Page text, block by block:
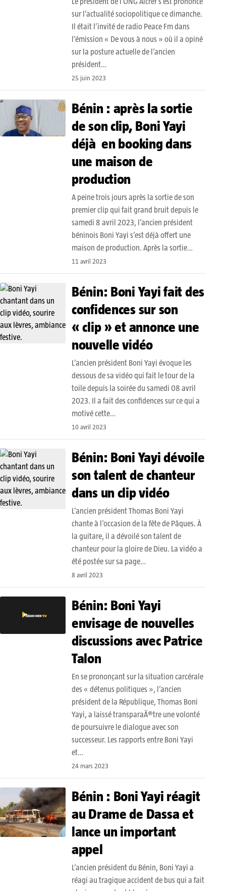
sur l’actualité sociopolitique ce dimanche.
Il était l’invité de radio Peace Fm dans
l’émission « De vous à nous » où il a opiné
sur la posture actuelle de l’ancien
président…
25 juin 2023
Bénin : après la sortie
de son clip, Boni Yayi
déjà en booking dans
une maison de
production
A peine trois jours après la sortie de son
premier clip qui fait grand bruit depuis le
samedi 8 avril 2023, l’ancien président
béninois Boni Yayi s’est déjà offert une
maison de production. Après la sortie…
11 avril 2023
Bénin: Boni Yayi fait des
confidences sur son
« clip » et annonce une
nouvelle vidéo
L’ancien président Boni Yayi évoque les
dessous de sa vidéo qui fait le tour de la
toile depuis la soirée du samedi 08 avril
2023. Il a fait des confidences sur ce qui a
motivé cette…
10 avril 2023
Bénin: Boni Yayi dévoile
son talent de chanteur
dans un clip vidéo
L’ancien président Thomas Boni Yayi
chante à l’occasion de la fête de Pâques. À
la guitare, il a dévoilé son talent de
chanteur pour la gloire de Dieu. La vidéo a
été postée sur sa page…
8 avril 2023
Bénin: Boni Yayi
envisage de nouvelles
discussions avec Patrice
Talon
En se prononçant sur la situation carcérale
des « détenus politiques », l’ancien
président de la République, Thomas Boni
Yayi, a laissé transparaÃ®tre une volonté
de poursuivre le dialogue avec son
successeur. Les rapports entre Boni Yayi
et…
24 mars 2023
Bénin : Boni Yayi réagit
au Drame de Dassa et
lance un important
appel
L’ancien président du Bénin, Boni Yayi a
réagi au tragique accident de bus qui a fait